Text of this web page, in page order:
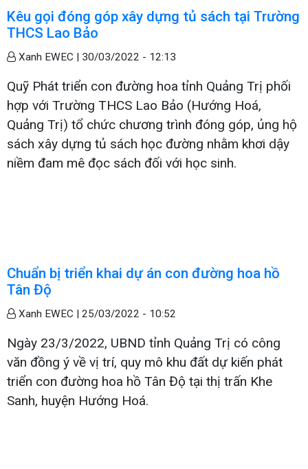
Kêu gọi đóng góp xây dựng tủ sách tại Trường
THCS Lao Bảo
Xanh EWEC | 30/03/2022 - 12:13
Quỹ Phát triển con đường hoa tỉnh Quảng Trị phối
hợp với Trường THCS Lao Bảo (Hướng Hoá,
Quảng Trị) tổ chức chương trình đóng góp, ủng hộ
sách xây dựng tủ sách học đường nhằm khơi dậy
niềm đam mê đọc sách đối với học sinh.
Chuẩn bị triển khai dự án con đường hoa hồ
Tân Độ
Xanh EWEC | 25/03/2022 - 10:52
Ngày 23/3/2022, UBND tỉnh Quảng Trị có công
văn đồng ý về vị trí, quy mô khu đất dự kiến phát
triển con đường hoa hồ Tân Độ tại thị trấn Khe
Sanh, huyện Hướng Hoá.